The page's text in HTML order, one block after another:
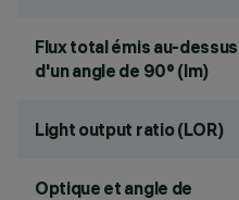
Flux total émis au-dessus
d'un angle de 90° (lm)
Light output ratio (LOR)
Optique et angle de